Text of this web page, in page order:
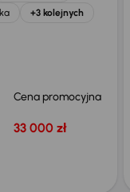
+3 kolejnych
Cena promocyjna
33 000 zł